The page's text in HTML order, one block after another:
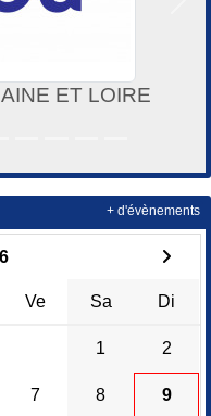
ET LOIRE
Ve Sa Di
1 2
7 8 9
+ d'évènements